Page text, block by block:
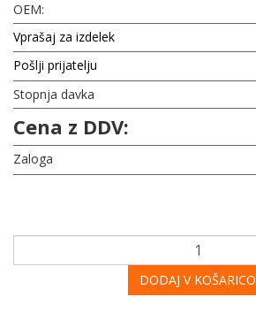
OEM:
Vprašaj za izdelek
Pošlji prijatelju
Stopnja davka
Cena z DDV:
Zaloga
DODAJ V KOŠARICO